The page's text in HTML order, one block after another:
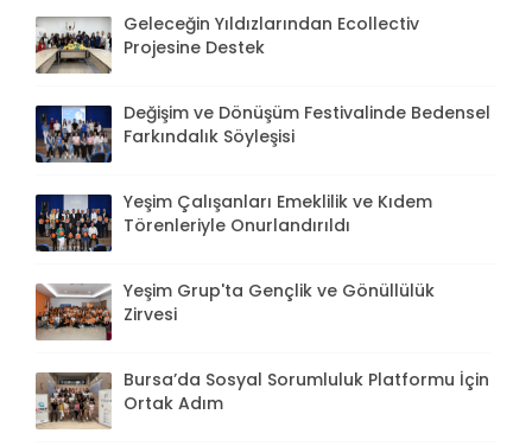
Geleceğin Yıldızlarından Ecollectiv
Projesine Destek
Değişim ve Dönüşüm Festivalinde Bedensel
Farkındalık Söyleşisi
Yeşim Çalışanları Emeklilik ve Kıdem
Törenleriyle Onurlandırıldı
Yeşim Grup'ta Gençlik ve Gönüllülük
Zirvesi
Bursa’da Sosyal Sorumluluk Platformu İçin
Ortak Adım